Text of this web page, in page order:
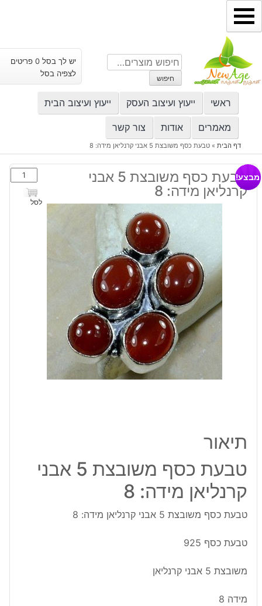
דילוג
לתוכן
חיפוש
עבור:
חיפוש
יש לך בסל 0 פריטים
לצפיה בסל
ראשי ייעוץ ועיצוב העסק ייעוץ ועיצוב הבית
מאמרים אודות צור קשר
דף הבית» טבעת כסף משובצת 5 אבני קרנליאן מידה: 8
טבעת כסף משובצת 5 אבני
קרנליאן מידה: 8
כמות
של
טבעת
לסל
מבצע!
תיאור
טבעת כסף משובצת 5 אבני
קרנליאן מידה: 8
טבעת כסף משובצת 5 אבני קרנליאן מידה: 8
טבעת כסף 925
משובצת 5 אבני קרנליאן
מידה 8